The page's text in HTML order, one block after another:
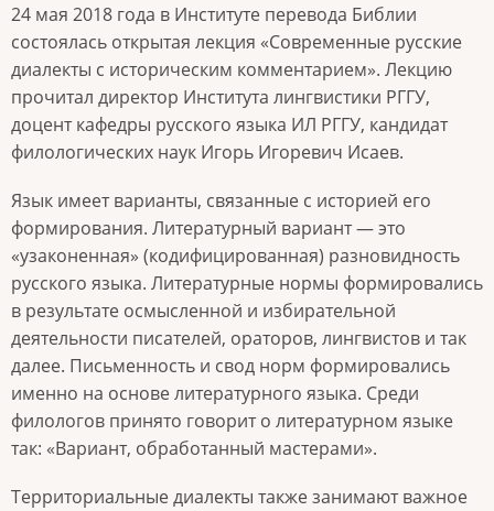
24 мая 2018 года в Институте перевода Библии
состоялась открытая лекция «Современные русские
диалекты с историческим комментарием». Лекцию
прочитал директор Института лингвистики РГГУ,
доцент кафедры русского языка ИЛ РГГУ, кандидат
филологических наук Игорь Игоревич Исаев.
Язык имеет варианты, связанные с историей его
формирования. Литературный вариант — это
«узаконенная» (кодифицированная) разновидность
русского языка. Литературные нормы формировались
в результате осмысленной и избирательной
деятельности писателей, ораторов, лингвистов и так
далее. Письменность и свод норм формировались
именно на основе литературного языка. Среди
филологов принято говорит о литературном языке
так: «Вариант, обработанный мастерами».
Территориальные диалекты также занимают важное